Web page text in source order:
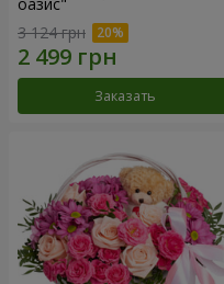
3 124 грн
Заказать